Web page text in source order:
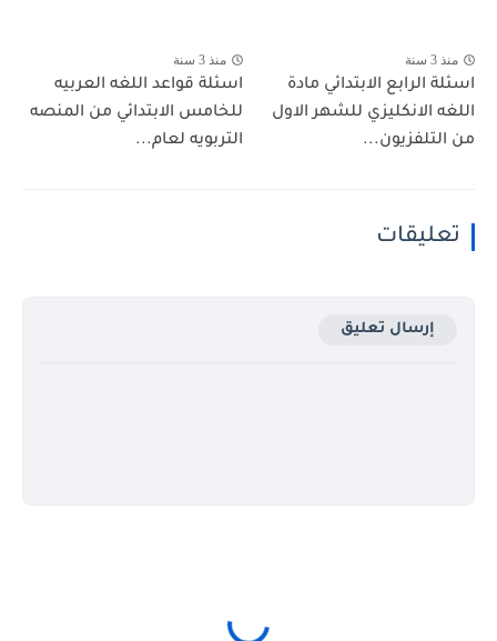
منذ 3 سنة
اسئلة الرابع الابتدائي مادة
اللغه الانكليزي للشهر الاول
من التلفزيون...
منذ 3 سنة
اسئلة قواعد اللغه العربيه
للخامس الابتدائي من المنصه
التربويه لعام...
تعليقات
إرسال تعليق